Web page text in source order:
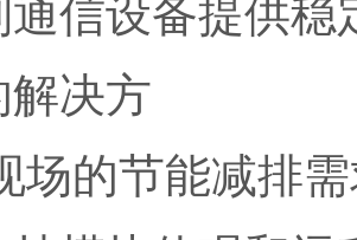
通信设备提供
解决方
场的节能减排